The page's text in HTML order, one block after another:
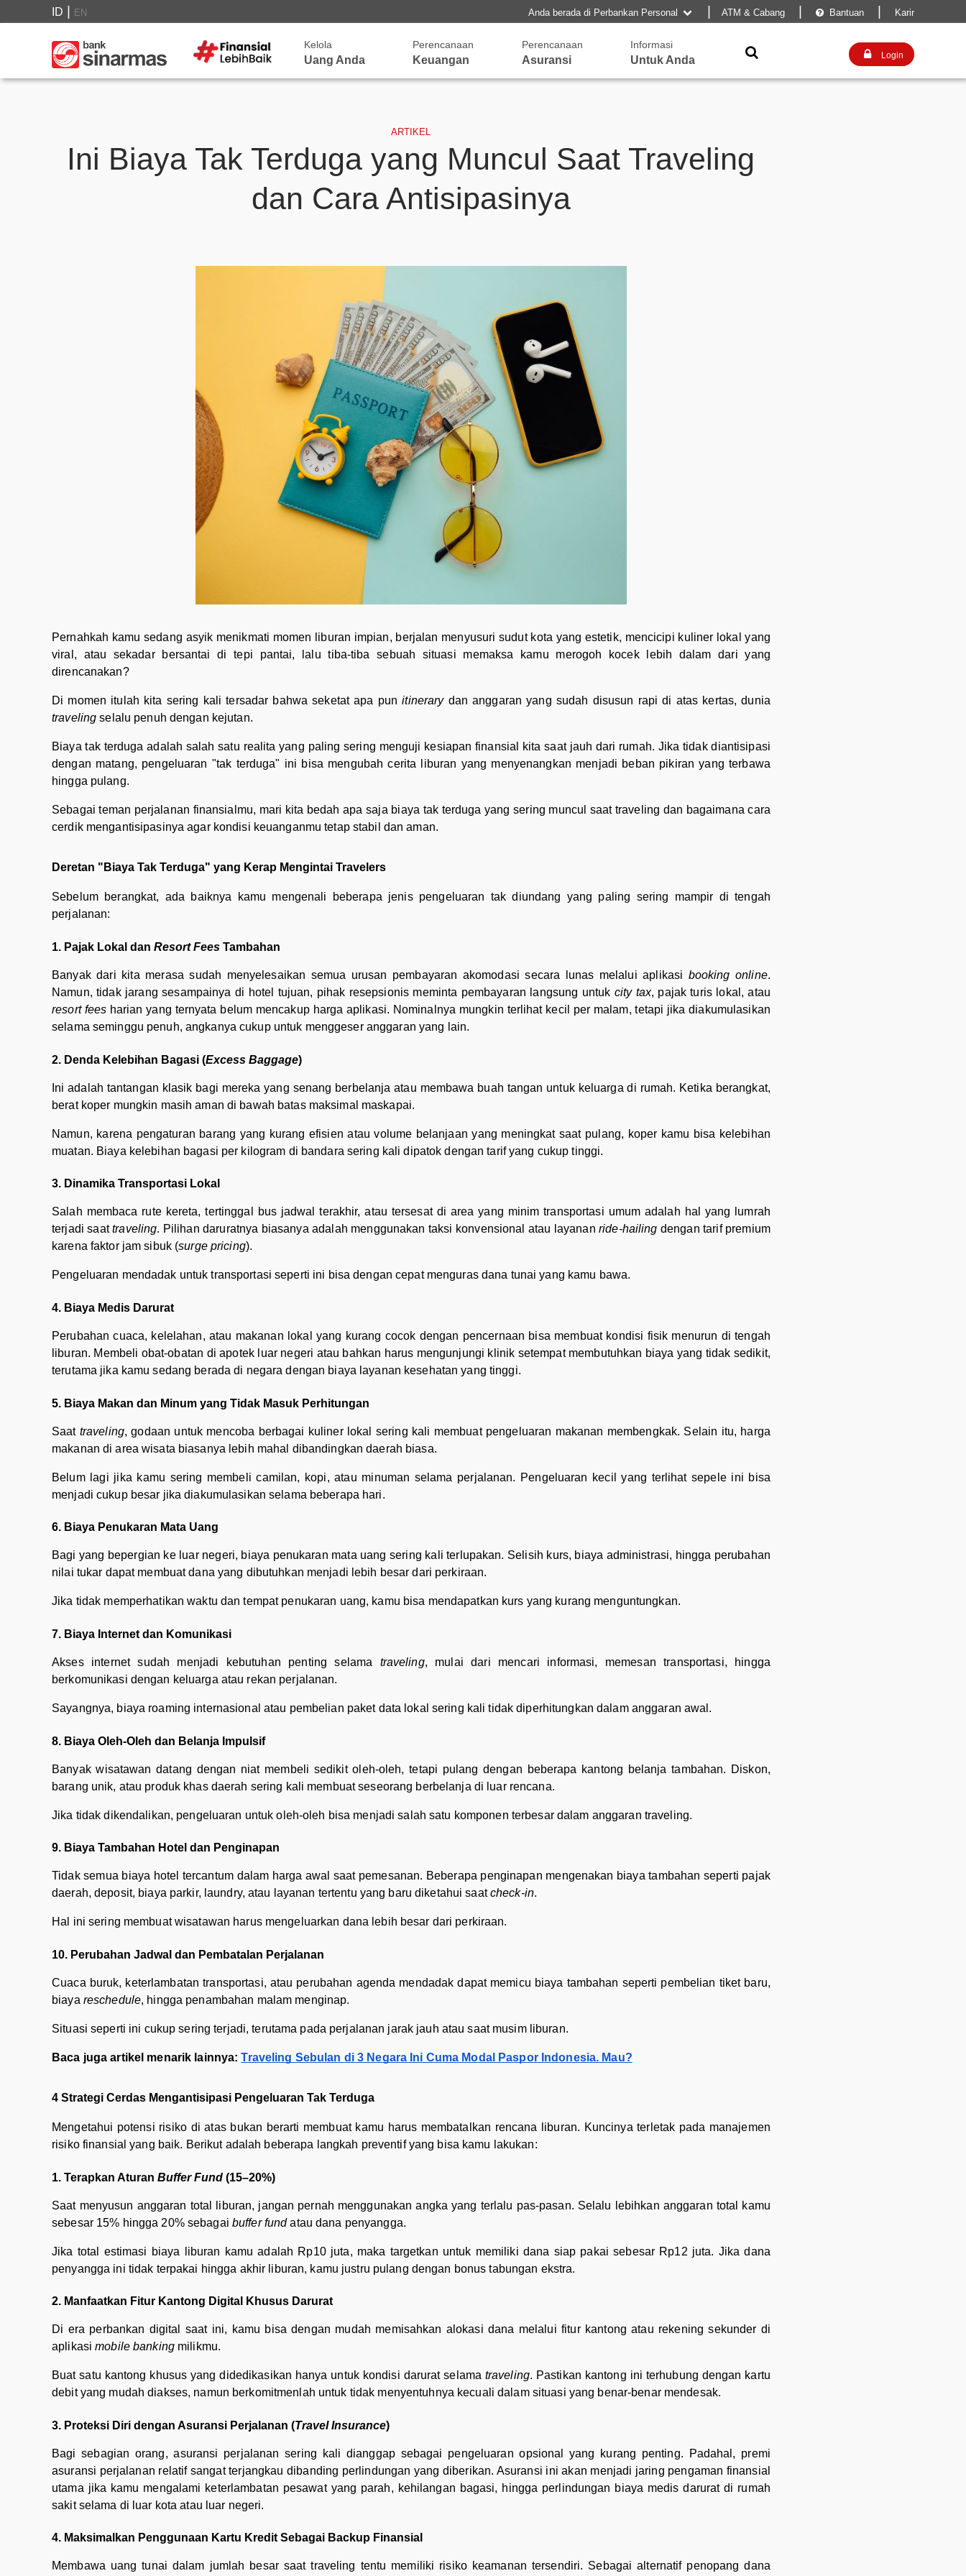
ID EN Anda berada di Perbankan Personal  |ATM & Cabang  Bantuan Karir
Kelola
Uang Anda
Perencanaan
Keuangan
Perencanaan
Asuransi
Informasi
Untuk Anda
  Login
ARTIKEL
Ini Biaya Tak Terduga yang Muncul Saat Traveling
dan Cara Antisipasinya
Pernahkah kamu sedang asyik menikmati momen liburan impian, berjalan menyusuri sudut kota yang estetik, mencicipi kuliner lokal yang
viral, atau sekadar bersantai di tepi pantai, lalu tiba-tiba sebuah situasi memaksa kamu merogoh kocek lebih dalam dari yang
direncanakan?
Di momen itulah kita sering kali tersadar bahwa seketat apa punitinerarydan anggaran yang sudah disusun rapi di atas kertas, dunia
travelingselalu penuh dengan kejutan.
Biaya tak terduga adalah salah satu realita yang paling sering menguji kesiapan finansial kita saat jauh dari rumah. Jika tidak diantisipasi
dengan matang, pengeluaran "tak terduga" ini bisa mengubah cerita liburan yang menyenangkan menjadi beban pikiran yang terbawa
hingga pulang.
Sebagai teman perjalanan finansialmu, mari kita bedah apa saja biaya tak terduga yang sering muncul saat traveling dan bagaimana cara
cerdik mengantisipasinya agar kondisi keuanganmu tetap stabil dan aman.
Deretan "Biaya Tak Terduga" yang Kerap Mengintai Travelers
Sebelum berangkat, ada baiknya kamu mengenali beberapa jenis pengeluaran tak diundang yang paling sering mampir di tengah
perjalanan:
1. Pajak Lokal dan Resort Fees Tambahan
Banyak dari kita merasa sudah menyelesaikan semua urusan pembayaran akomodasi secara lunas melalui aplikasi booking online.
Namun, tidak jarang sesampainya di hotel tujuan, pihak resepsionis meminta pembayaran langsung untuk city tax, pajak turis lokal, atau
resort fees harian yang ternyata belum mencakup harga aplikasi. Nominalnya mungkin terlihat kecil per malam, tetapi jika diakumulasikan
selama seminggu penuh, angkanya cukup untuk menggeser anggaran yang lain.
2. Denda Kelebihan Bagasi (Excess Baggage)
Ini adalah tantangan klasik bagi mereka yang senang berbelanja atau membawa buah tangan untuk keluarga di rumah. Ketika berangkat,
berat koper mungkin masih aman di bawah batas maksimal maskapai.
Namun, karena pengaturan barang yang kurang efisien atau volume belanjaan yang meningkat saat pulang, koper kamu bisa kelebihan
muatan. Biaya kelebihan bagasi per kilogram di bandara sering kali dipatok dengan tarif yang cukup tinggi.
3. Dinamika Transportasi Lokal
Salah membaca rute kereta, tertinggal bus jadwal terakhir, atau tersesat di area yang minim transportasi umum adalah hal yang lumrah
terjadi saattraveling. Pilihan daruratnya biasanya adalah menggunakan taksi konvensional atau layananride-hailing dengan tarif premium
karena faktor jam sibuk (surge pricing).
Pengeluaran mendadak untuk transportasi seperti ini bisa dengan cepat menguras dana tunai yang kamu bawa.
4. Biaya Medis Darurat
Perubahan cuaca, kelelahan, atau makanan lokal yang kurang cocok dengan pencernaan bisa membuat kondisi fisik menurun di tengah
liburan. Membeli obat-obatan di apotek luar negeri atau bahkan harus mengunjungi klinik setempat membutuhkan biaya yang tidak sedikit,
terutama jika kamu sedang berada di negara dengan biaya layanan kesehatan yang tinggi.
5. Biaya Makan dan Minum yang Tidak Masuk Perhitungan
Saat traveling, godaan untuk mencoba berbagai kuliner lokal sering kali membuat pengeluaran makanan membengkak. Selain itu, harga
makanan di area wisata biasanya lebih mahal dibandingkan daerah biasa.
Belum lagi jika kamu sering membeli camilan, kopi, atau minuman selama perjalanan. Pengeluaran kecil yang terlihat sepele ini bisa
menjadi cukup besar jika diakumulasikan selama beberapa hari.
6. Biaya Penukaran Mata Uang
Bagi yang bepergian ke luar negeri, biaya penukaran mata uang sering kali terlupakan. Selisih kurs, biaya administrasi, hingga perubahan
nilai tukar dapat membuat dana yang dibutuhkan menjadi lebih besar dari perkiraan.
Jika tidak memperhatikan waktu dan tempat penukaran uang, kamu bisa mendapatkan kurs yang kurang menguntungkan.
7. Biaya Internet dan Komunikasi
Akses internet sudah menjadi kebutuhan penting selama traveling, mulai dari mencari informasi, memesan transportasi, hingga
berkomunikasi dengan keluarga atau rekan perjalanan.
Sayangnya, biaya roaming internasional atau pembelian paket data lokal sering kali tidak diperhitungkan dalam anggaran awal.
8. Biaya Oleh-Oleh dan Belanja Impulsif
Banyak wisatawan datang dengan niat membeli sedikit oleh-oleh, tetapi pulang dengan beberapa kantong belanja tambahan. Diskon,
barang unik, atau produk khas daerah sering kali membuat seseorang berbelanja di luar rencana.
Jika tidak dikendalikan, pengeluaran untuk oleh-oleh bisa menjadi salah satu komponen terbesar dalam anggaran traveling.
9. Biaya Tambahan Hotel dan Penginapan
Tidak semua biaya hotel tercantum dalam harga awal saat pemesanan. Beberapa penginapan mengenakan biaya tambahan seperti pajak
daerah, deposit, biaya parkir, laundry, atau layanan tertentu yang baru diketahui saatcheck-in.
Hal ini sering membuat wisatawan harus mengeluarkan dana lebih besar dari perkiraan.
10. Perubahan Jadwal dan Pembatalan Perjalanan
Cuaca buruk, keterlambatan transportasi, atau perubahan agenda mendadak dapat memicu biaya tambahan seperti pembelian tiket baru,
biaya reschedule, hingga penambahan malam menginap.
Situasi seperti ini cukup sering terjadi, terutama pada perjalanan jarak jauh atau saat musim liburan.
Baca juga artikel menarik lainnya:Traveling Sebulan di 3 Negara Ini Cuma Modal Paspor Indonesia. Mau?
4 Strategi Cerdas Mengantisipasi Pengeluaran Tak Terduga
Mengetahui potensi risiko di atas bukan berarti membuat kamu harus membatalkan rencana liburan. Kuncinya terletak pada manajemen
risiko finansial yang baik. Berikut adalah beberapa langkah preventif yang bisa kamu lakukan:
1. Terapkan Aturan Buffer Fund (15–20%)
Saat menyusun anggaran total liburan, jangan pernah menggunakan angka yang terlalu pas-pasan. Selalu lebihkan anggaran total kamu
sebesar 15% hingga 20% sebagai buffer fundatau dana penyangga.
Jika total estimasi biaya liburan kamu adalah Rp10 juta, maka targetkan untuk memiliki dana siap pakai sebesar Rp12 juta. Jika dana
penyangga ini tidak terpakai hingga akhir liburan, kamu justru pulang dengan bonus tabungan ekstra.
2. Manfaatkan Fitur Kantong Digital Khusus Darurat
Di era perbankan digital saat ini, kamu bisa dengan mudah memisahkan alokasi dana melalui fitur kantong atau rekening sekunder di
aplikasimobile bankingmilikmu.
Buat satu kantong khusus yang didedikasikan hanya untuk kondisi darurat selama traveling. Pastikan kantong ini terhubung dengan kartu
debit yang mudah diakses, namun berkomitmenlah untuk tidak menyentuhnya kecuali dalam situasi yang benar-benar mendesak.
3. Proteksi Diri dengan Asuransi Perjalanan (Travel Insurance)
Bagi sebagian orang, asuransi perjalanan sering kali dianggap sebagai pengeluaran opsional yang kurang penting. Padahal, premi
asuransi perjalanan relatif sangat terjangkau dibanding perlindungan yang diberikan. Asuransi ini akan menjadi jaring pengaman finansial
utama jika kamu mengalami keterlambatan pesawat yang parah, kehilangan bagasi, hingga perlindungan biaya medis darurat di rumah
sakit selama di luar kota atau luar negeri.
4. Maksimalkan Penggunaan Kartu Kredit Sebagai Backup Finansial
Membawa uang tunai dalam jumlah besar saat traveling tentu memiliki risiko keamanan tersendiri. Sebagai alternatif penopang dana